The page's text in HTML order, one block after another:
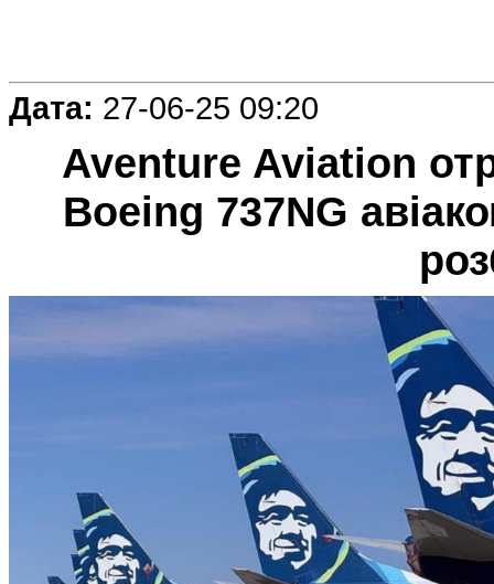
Дата: 27-06-25 09:20
Aventure Aviation
Boeing 737NG